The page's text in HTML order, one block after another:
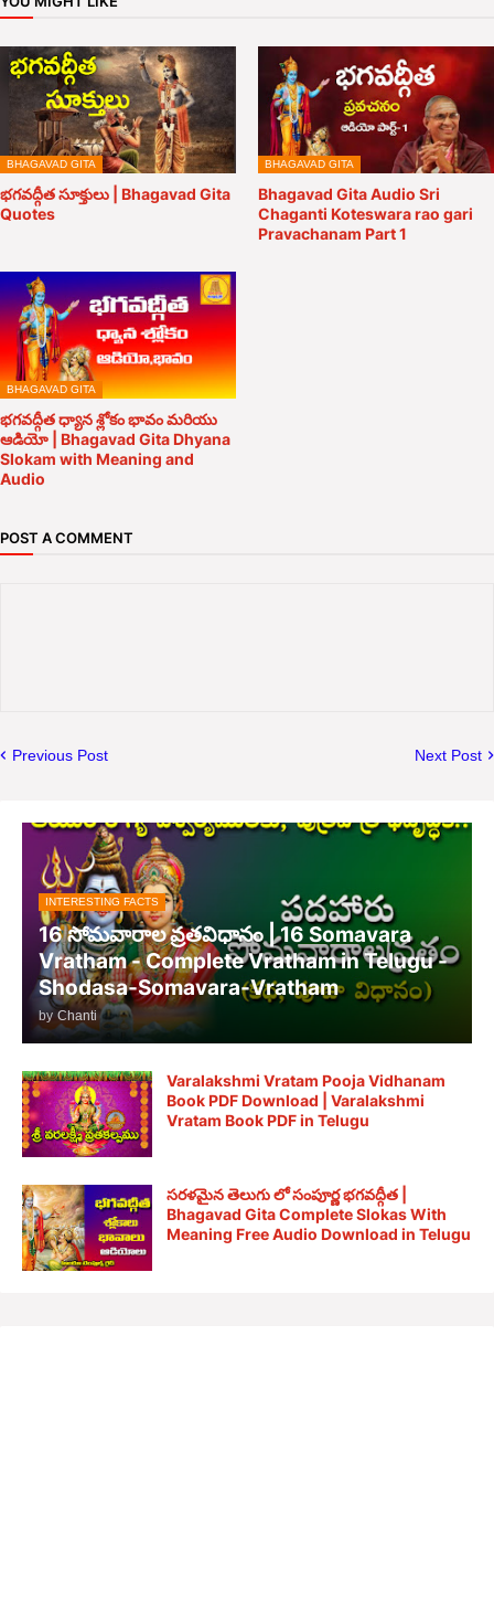
BHAGAVAD GITA
భగవద్గీత సూక్తులు | Bhagavad Gita
Quotes
BHAGAVAD GITA
Bhagavad Gita Audio Sri
Chaganti Koteswara rao gari
Pravachanam Part 1
BHAGAVAD GITA
భగవద్గీత ధ్యాన శ్లోకం భావం మరియు
ఆడియో | Bhagavad Gita Dhyana
Slokam with Meaning and
Audio
POST A COMMENT
Previous Post Next Post
INTERESTING FACTS
16 సోమవారాల వ్రతవిధానం | 16 Somavara
Vratham - Complete Vratham in Telugu -
Shodasa-Somavara-Vratham
by Chanti
Varalakshmi Vratam Pooja Vidhanam
Book PDF Download | Varalakshmi
Vratam Book PDF in Telugu
సరళమైన తెలుగు లో సంపూర్ణ భగవద్గీత |
Bhagavad Gita Complete Slokas With
Meaning Free Audio Download in Telugu